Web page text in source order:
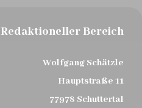
Redaktioneller Bereich
Wolfgang Schätzle
Hauptstraße 11
77978 Schuttertal